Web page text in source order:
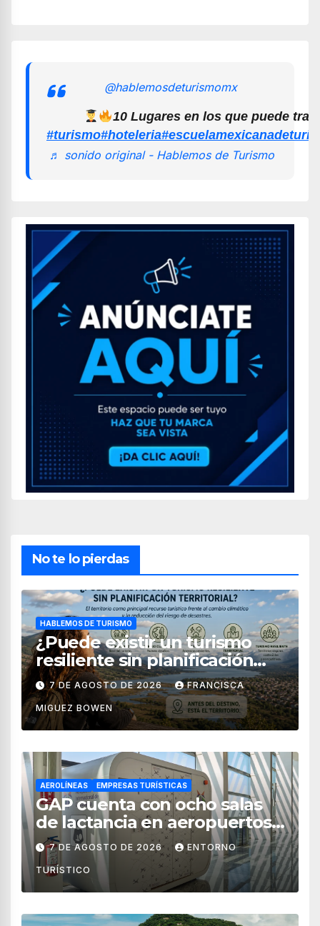
@hablemosdeturismomx
10 Lugares en los que puede
#turismo#hoteleria
♬ sonido original - Hablemos de Turismo
No te lo pierdas
HABLEMOS DE TURISMO
¿Puede existir un turismo
resiliente sin planificación
territorial?
7 DE AGOSTO DE 2026 FRANCISCA
MIGUEZ BOWEN
AEROLÍNEAS EMPRESAS TURÍSTICAS
GAP cuenta con ocho salas
de lactancia en aeropuertos
de México
7 DE AGOSTO DE 2026 ENTORNO
TURÍSTICO